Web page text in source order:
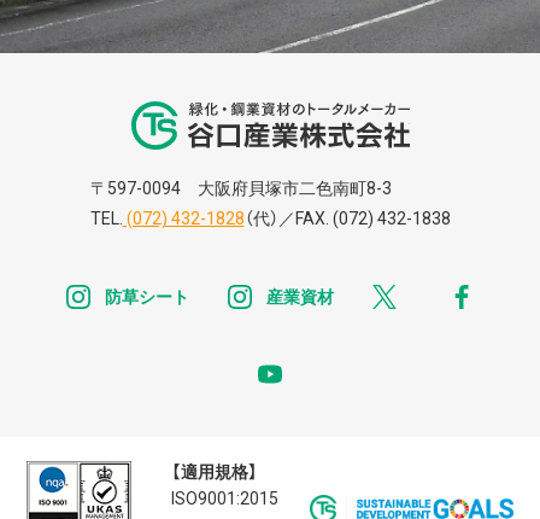
谷口株式株式会
〒597-0094 大阪府貝塚市二色南町8-3
TEL. (072) 432-1828（代）／FAX. (072) 432-1838
防草シート
産業資材
【適用規格】
ISO9001:2015